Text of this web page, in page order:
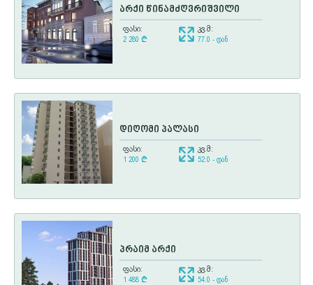
არქი წინამძღვრიშვილი
ფასი:
2 280 ¢
კვ.მ:
77.0 - დან
დიღომი პალასი
ფასი:
1 200 ¢
კვ.მ:
52.0 - დან
პრაიმ არქი
ფასი:
1 488 ¢
კვ.მ:
54.0 - დან